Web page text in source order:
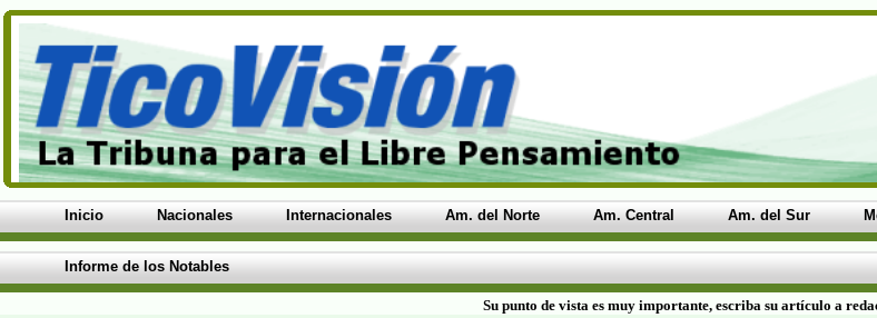
Inicio Nacionales Internacionales Am. del Norte Am. Central Am. del Sur
Informe de los Notables
Su punto de vista es muy importante, escriba su artículo a